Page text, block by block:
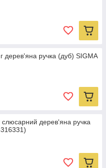
дерев'яна ручка (дуб) SIGMA
слюсарний дерев'яна ручка